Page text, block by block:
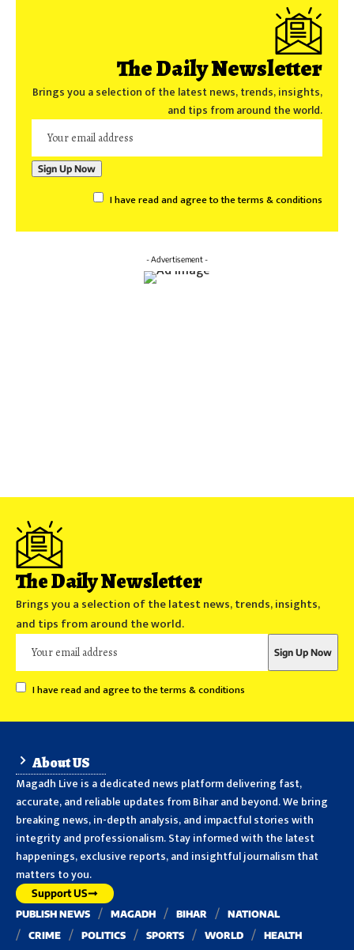
The Daily Newsletter
Brings you a selection of the latest news, trends, insights,
and tips from around the world.
I have read and agree to the terms & conditions
- Advertisement -
The Daily Newsletter
Brings you a selection of the latest news, trends, insights,
and tips from around the world.
I have read and agree to the terms & conditions
About US
Magadh Live is a dedicated news platform delivering fast,
accurate, and reliable updates from Bihar and beyond. We bring
breaking news, in-depth analysis, and impactful stories with
integrity and professionalism. Stay informed with the latest
happenings, exclusive reports, and insightful journalism that
matters to you.
Support US
PUBLISH NEWS MAGADH BIHAR
NATIONAL
CRIME
POLITICS SPORTS WORLD HEALTH